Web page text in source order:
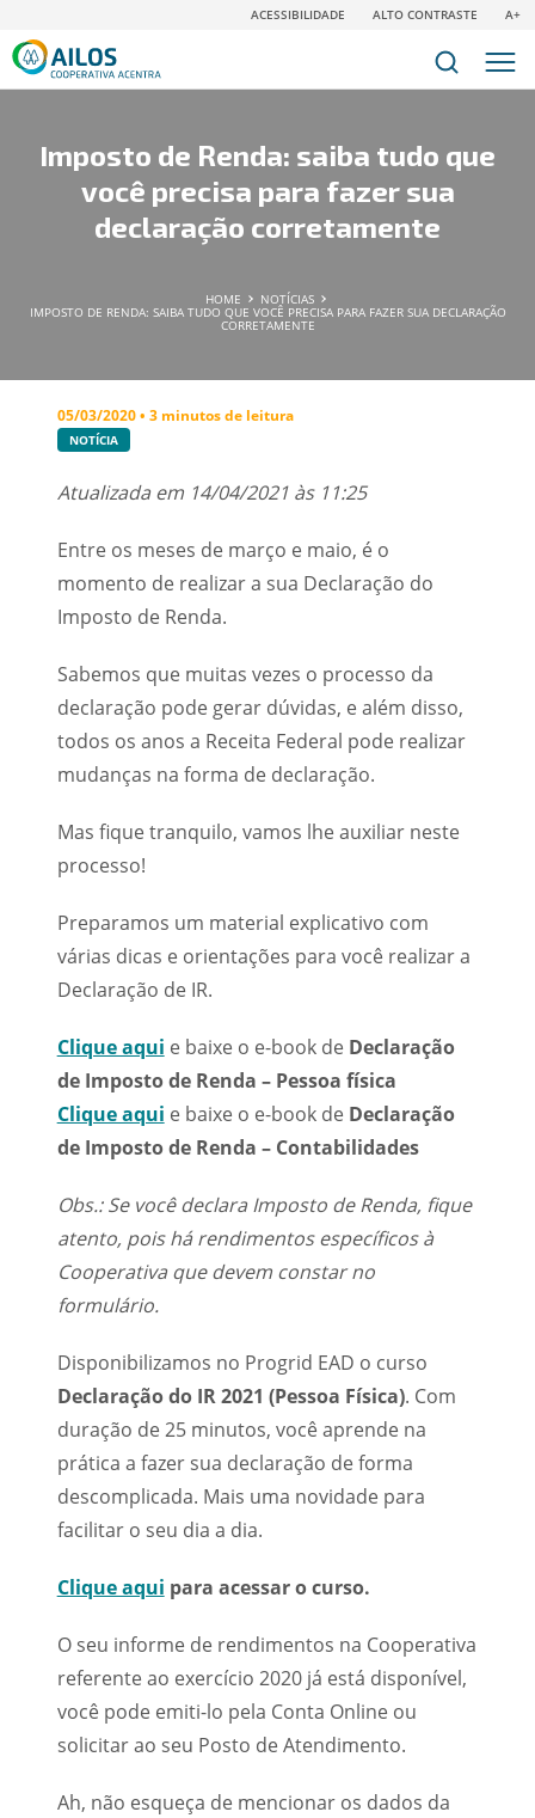
ACESSIBILIDADE ALTO CONTRASTE A+
Imposto de Renda: saiba tudo que
você precisa para fazer sua
declaração corretamente
HOME
NOTÍCIAS
IMPOSTO DE RENDA: SAIBA TUDO QUE VOCÊ PRECISA PARA FAZER SUA DECLARAÇÃO
CORRETAMENTE
05/03/2020 • 3 minutos de leitura
NOTÍCIA
Atualizada em 14/04/2021 às 11:25
Entre os meses de março e maio, é o
momento de realizar a sua Declaração do
Imposto de Renda.
Sabemos que muitas vezes o processo da
declaração pode gerar dúvidas, e além disso,
todos os anos a Receita Federal pode realizar
mudanças na forma de declaração.
Mas fique tranquilo, vamos lhe auxiliar neste
processo!
Preparamos um material explicativo com
várias dicas e orientações para você realizar a
Declaração de IR.
Clique aqui e baixe o e-book de Declaração
de Imposto de Renda – Pessoa física
Clique aqui e baixe o e-book de Declaração
de Imposto de Renda – Contabilidades
Obs.:Se você declara Imposto de Renda, fique
atento, pois há rendimentos específicos à
Cooperativa que devem constar no
formulário.
Disponibilizamos no Progrid EAD o curso
Declaração do IR 2021 (Pessoa Física). Com
duração de 25 minutos, você aprende na
prática a fazer sua declaração de forma
descomplicada. Mais uma novidade para
facilitar o seu dia a dia.
Clique aqui para acessar o curso.
O seu informe de rendimentos na Cooperativa
referente ao exercício 2020 já está disponível,
você pode emiti-lo pela Conta Online ou
solicitar ao seu Posto de Atendimento.
Ah, não esqueça de mencionar os dados da